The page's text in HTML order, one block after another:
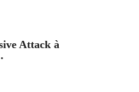
Attack à